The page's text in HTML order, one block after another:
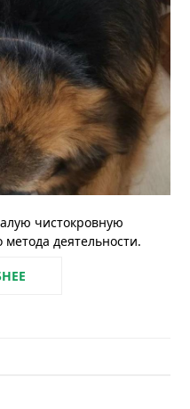
чистокровную
метода деятельности.